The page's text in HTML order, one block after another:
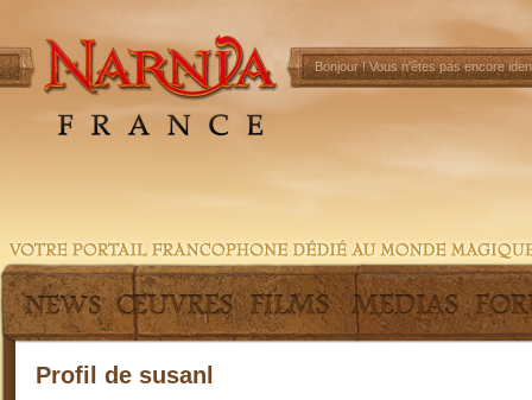
Bonjour !Vous n'êtes pas encore
Profil de susanl